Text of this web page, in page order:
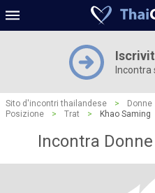
Incontra
Sito d'incontri thailandese > Donne
Posizione
> Trat > Khao Saming
Incontra